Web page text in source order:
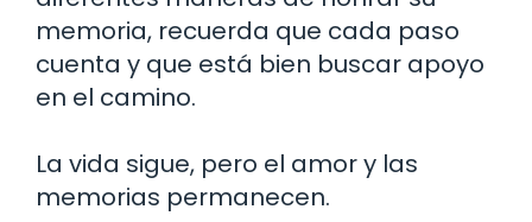
memoria, recuerda que cada paso
cuenta y que está bien buscar apoyo
en el camino.
La vida sigue, pero el amor y las
memorias permanecen.